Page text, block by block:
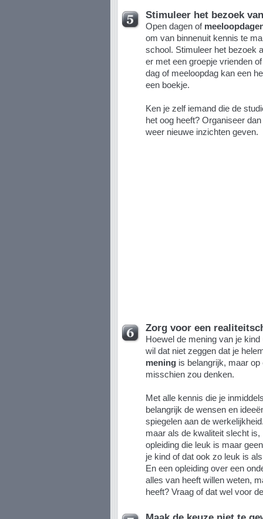
Stimuleer het bezoek
Open dagen of
om van binnenuit kennis te
school. Stimuleer het bezoek
er met een groepje vrienden
dag of meeloopdag kan een
een boekje.
Ken je zelf iemand die de
het oog heeft? Organiseer
weer nieuwe inzichten geven.
Zorg voor een
Hoewel de mening van je
wil dat niet zeggen dat je
meningis belangrijk, maar op
misschien zou denken.
Met alle kennis die je
belangrijk de wensen en
spiegelen aan de
maar als de kwaliteit slecht
opleiding die leuk is maar
je kind of dat ook zo leuk is
En een opleiding over een
alles van heeft willen weten,
heeft? Vraag of dat wel voor